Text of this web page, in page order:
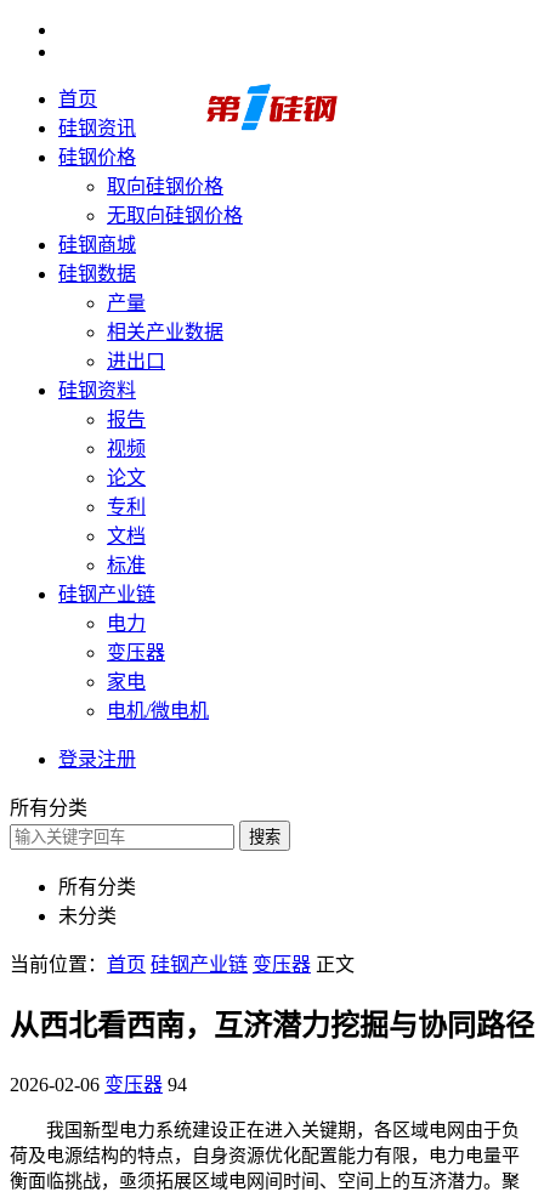
首页
硅钢资讯
硅钢价格
取向硅钢价格
无取向硅钢价格
硅钢商城
硅钢数据
产量
相关产业数据
进出口
硅钢资料
报告
视频
论文
专利
文档
标准
硅钢产业链
电力
变压器
家电
电机/微电机
登录注册
所有分类
搜索
所有分类
未分类
当前位置： 首页 硅钢产业链 变压器 正文
从西北看西南，互济潜力挖掘与协同路径
2026-02-06 变压器 94
我国新型电力系统建设正在进入关键期，各区域电网由于负
荷及电源结构的特点，自身资源优化配置能力有限，电力电量平
衡面临挑战，亟须拓展区域电网间时间、空间上的互济潜力。聚